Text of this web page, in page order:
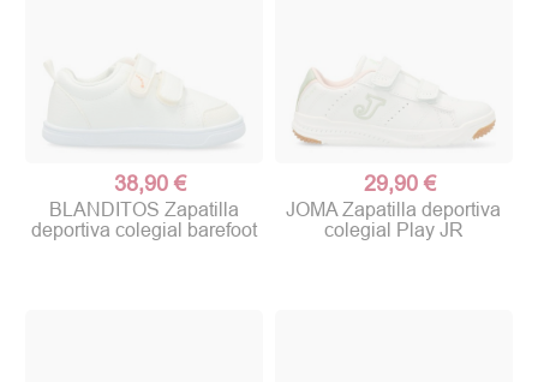
38,90 €
BLANDITOS Zapatilla
deportiva colegial barefoot
29,90 €
JOMA Zapatilla deportiva
colegial Play JR